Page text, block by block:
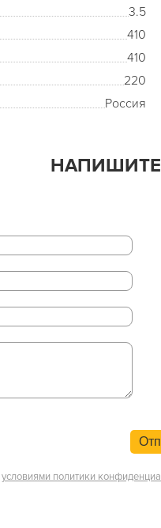
3.5
410
410
220
Россия
условиями политики